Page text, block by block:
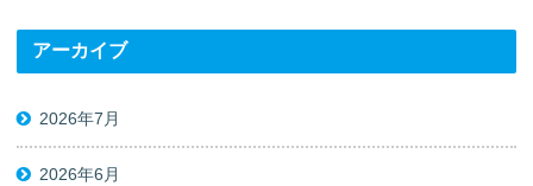
アーカイブ
2026年7月
2026年6月